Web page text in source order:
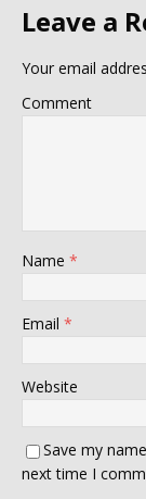
Leave a
Your email
Comment
Name *
Email *
Website
Save my
next time I